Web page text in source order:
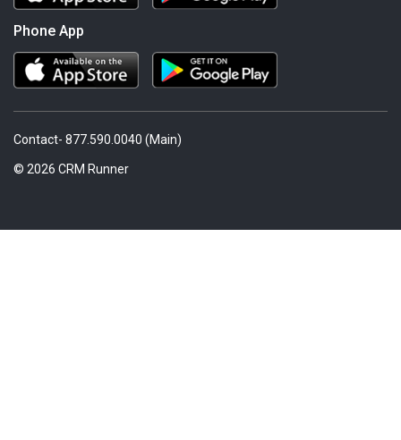
Phone App
Contact- 877.590.0040 (Main)
© 2026 CRM Runner